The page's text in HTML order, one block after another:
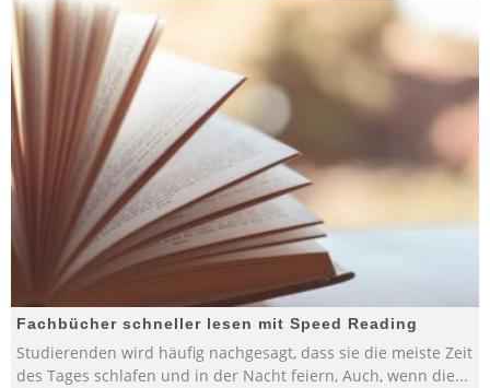
Fachbücher schneller lesen mit Speed Reading
Studierenden wird häufig nachgesagt, dass sie die meiste Zeit
des Tages schlafen und in der Nacht feiern, Auch, wenn die...